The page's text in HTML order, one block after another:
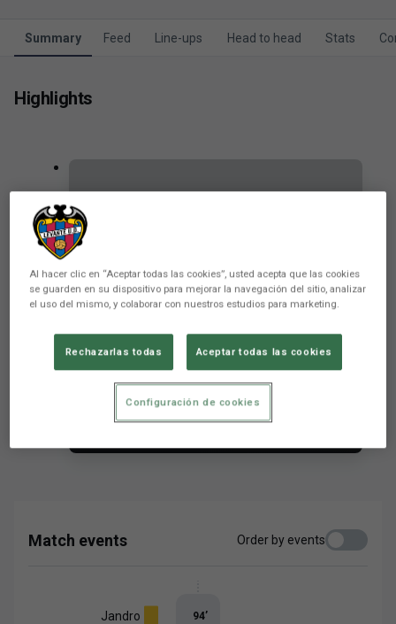
Summary Feed Line-ups Head to head Stats
Highlights
A reactive FC Andorra beats
Levante UD
Match events Order by events
Jandro 94’
Al hacer clic en “Aceptar todas las cookies”, usted acepta que las cookies
se guarden en su dispositivo para mejorar la navegación del sitio, analizar
el uso del mismo, y colaborar con nuestros estudios para marketing.
Rechazarlas todas Aceptar todas las cookies
Configuración de cookies